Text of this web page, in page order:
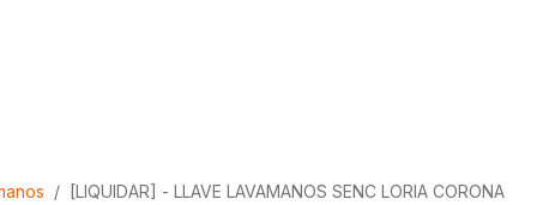
[LIQUIDAR] - LLAVE LAVAMANOS SENC LORIA CORONA